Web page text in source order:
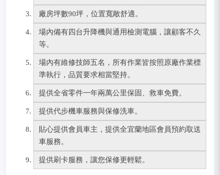
廠房坪數90坪，位置寬敞舒適。
場內備有四台升降機與通用檢測電腦，讓顧客不久
等。
場內有維修技師五名，所有作業皆按照原廠作業標
準執行，品質要求相當堅持。
提供全省零件一年兩萬公里保固、救車免費。
提供代步機車服務與保修洗車。
貼心提供會員車主，提供全宜蘭地區會員預約取送
車服務。
提供刷卡服務，讓您保修更輕鬆。